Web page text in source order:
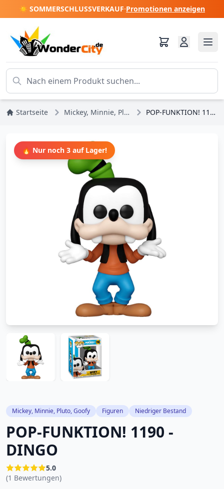
☀️ SOMMERSCHLUSSVERKAUF·Promotionen anzeigen
Startseite Mickey, Minnie, Pluto, Goofy POP-FUNKTION! 1190 - DINGO
🔥 Nur noch 3 auf Lager!
Mickey, Minnie, Pluto, Goofy Figuren Niedriger Bestand
POP-FUNKTION! 1190 -
DINGO
5.0
(1 Bewertungen)